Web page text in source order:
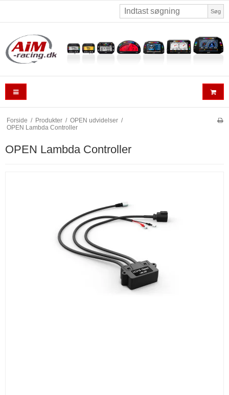
Søg
Forside / Produkter / OPEN udvidelser /
OPEN Lambda Controller
OPEN Lambda Controller